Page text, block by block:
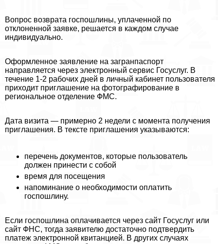
Вопрос возврата госпошлины, уплаченной по
отклоненной заявке, решается в каждом случае
индивидуально.
Оформленное заявление на загранпаспорт
направляется через электронный сервис Госуслуг. В
течение 1-2 рабочих дней в личный кабинет пользователя
приходит приглашение на фотографирование в
региональное отделение ФМС.
Дата визита — примерно 2 недели с момента получения
приглашения. В тексте приглашения указываются:
перечень документов, которые пользователь
должен принести с собой
время для посещения
напоминание о необходимости оплатить
госпошлину.
Если госпошлина оплачивается через сайт Госуслуг или
сайт ФНС, тогда заявителю достаточно подтвердить
платеж электронной квитанцией. В других случаях